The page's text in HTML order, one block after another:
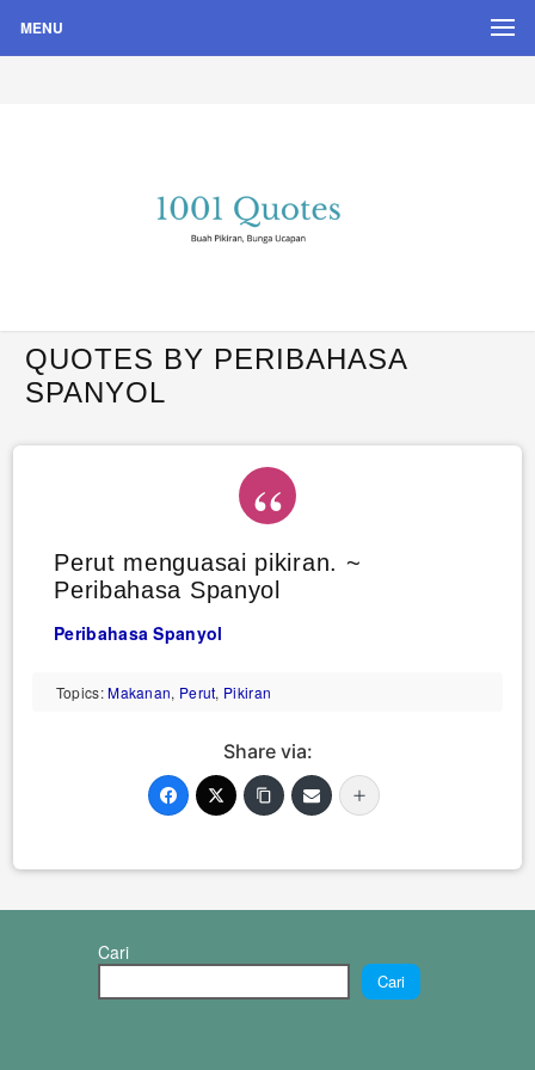
MENU
Quote Hari Puisi
QUOTES BY PERIBAHASA
SPANYOL
Perut menguasai pikiran. ~
Peribahasa Spanyol
Peribahasa Spanyol
Topics:Makanan, Perut, Pikiran
Share via:
Cari
Cari